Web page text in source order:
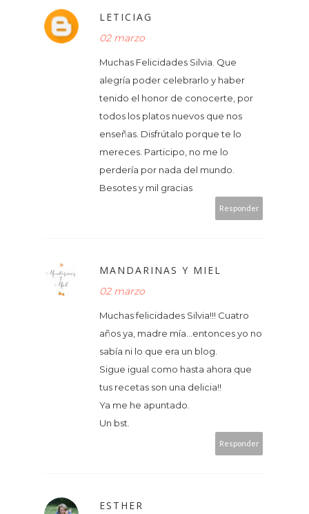
LETICIAG
02 marzo
Muchas Felicidades Silvia. Que
alegría poder celebrarlo y haber
tenido el honor de conocerte, por
todos los platos nuevos que nos
enseñas. Disfrútalo porque te lo
mereces. Participo, no me lo
perdería por nada del mundo.
Besotes y mil gracias
Responder
MANDARINAS Y MIEL
02 marzo
Muchas felicidades Silvia!!! Cuatro
años ya, madre mía...entonces yo no
sabía ni lo que era un blog.
Sigue igual como hasta ahora que
tus recetas son una delicia!!
Ya me he apuntado.
Un bst.
Responder
ESTHER